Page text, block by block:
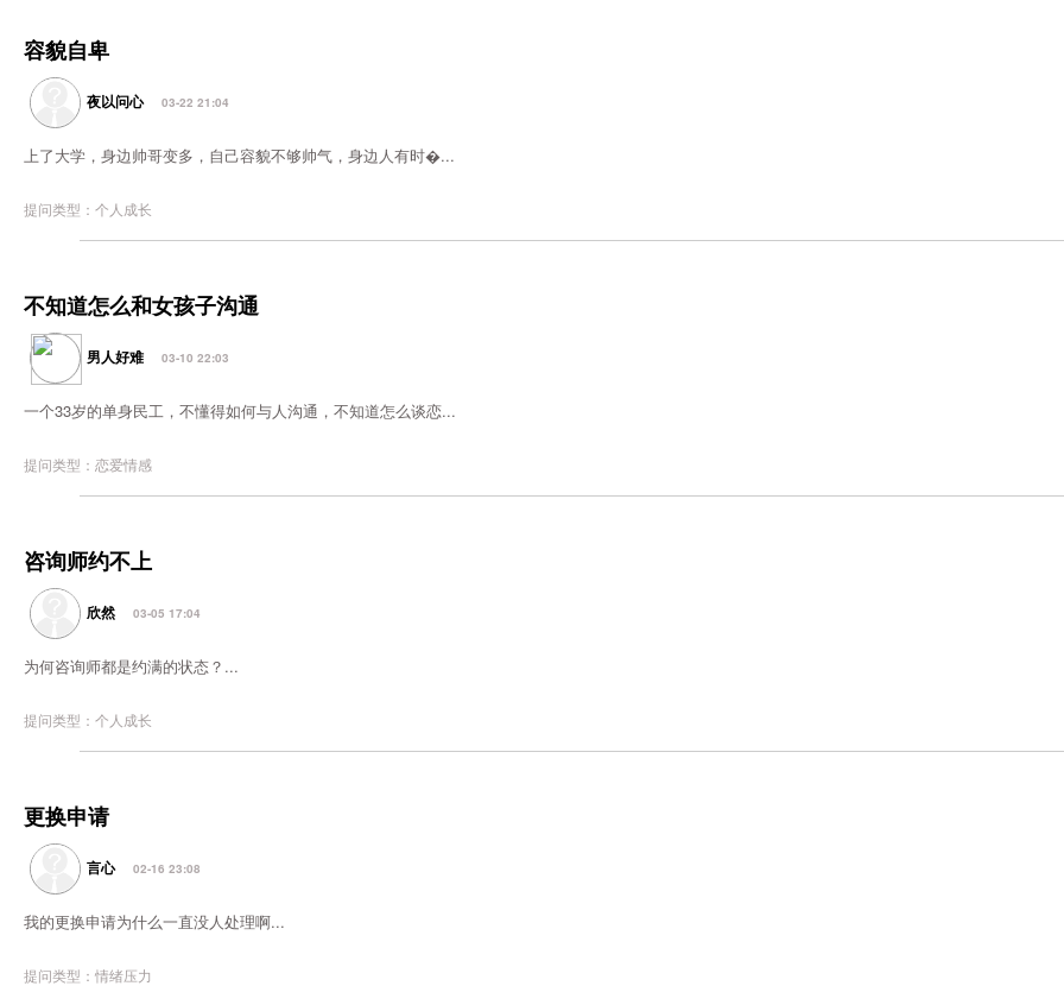
容貌自卑
夜以问心 03-22 21:04
上了大学，身边帅哥变多，自己容貌不够帅气，身边人有时�...
提问类型：个人成长
不知道怎么和女孩子沟通
男人好难 03-10 22:03
一个33岁的单身民工，不懂得如何与人沟通，不知道怎么谈恋...
提问类型：恋爱情感
咨询师约不上
欣然 03-05 17:04
为何咨询师都是约满的状态？...
提问类型：个人成长
更换申请
言心 02-16 23:08
我的更换申请为什么一直没人处理啊...
提问类型：情绪压力